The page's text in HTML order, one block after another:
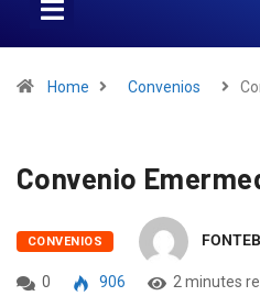
Home Convenios
Convenio
CONVENIOS
0 906 2 minutes